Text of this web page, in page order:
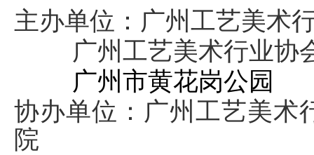
主办单位：广州工艺美术
广州工艺美术行业协
广州市黄花岗公园
协办单位：广州工艺美术
院